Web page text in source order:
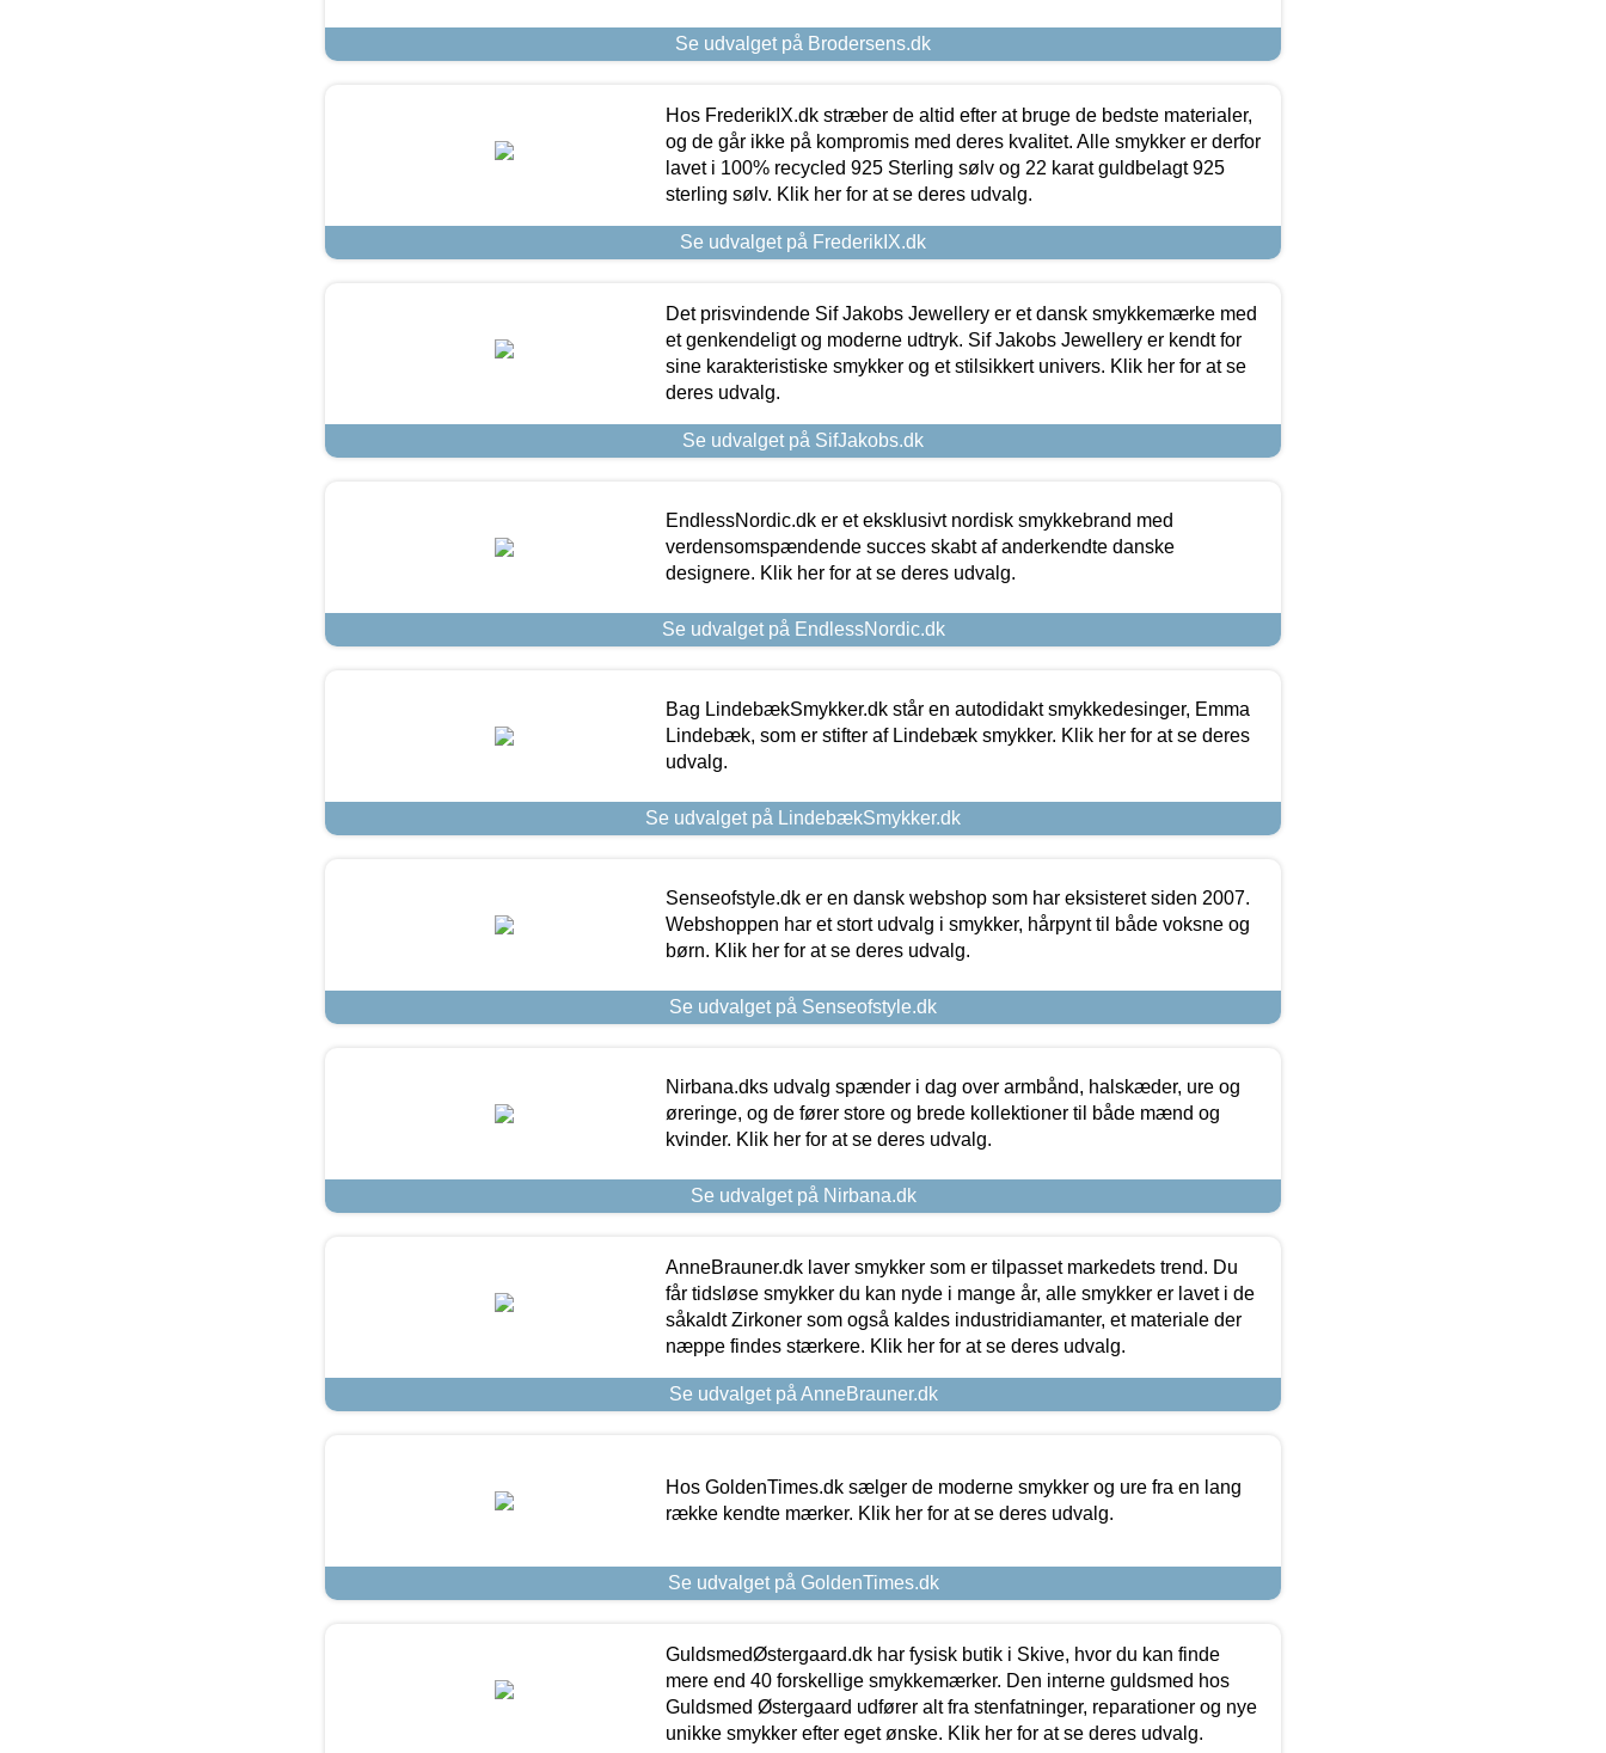
Se udvalget på Brodersens.dk
Hos FrederikIX.dk stræber de altid efter at bruge de bedste materialer,
og de går ikke på kompromis med deres kvalitet. Alle smykker er derfor
lavet i 100% recycled 925 Sterling sølv og 22 karat guldbelagt 925
sterling sølv. Klik her for at se deres udvalg.
Se udvalget på FrederikIX.dk
Det prisvindende Sif Jakobs Jewellery er et dansk smykkemærke med
et genkendeligt og moderne udtryk. Sif Jakobs Jewellery er kendt for
sine karakteristiske smykker og et stilsikkert univers. Klik her for at se
deres udvalg.
Se udvalget på SifJakobs.dk
EndlessNordic.dk er et eksklusivt nordisk smykkebrand med
verdensomspændende succes skabt af anderkendte danske
designere. Klik her for at se deres udvalg.
Se udvalget på EndlessNordic.dk
Bag LindebækSmykker.dk står en autodidakt smykkedesinger, Emma
Lindebæk, som er stifter af Lindebæk smykker. Klik her for at se deres
udvalg.
Se udvalget på LindebækSmykker.dk
Senseofstyle.dk er en dansk webshop som har eksisteret siden 2007.
Webshoppen har et stort udvalg i smykker, hårpynt til både voksne og
børn. Klik her for at se deres udvalg.
Se udvalget på Senseofstyle.dk
Nirbana.dks udvalg spænder i dag over armbånd, halskæder, ure og
øreringe, og de fører store og brede kollektioner til både mænd og
kvinder. Klik her for at se deres udvalg.
Se udvalget på Nirbana.dk
AnneBrauner.dk laver smykker som er tilpasset markedets trend. Du
får tidsløse smykker du kan nyde i mange år, alle smykker er lavet i de
såkaldt Zirkoner som også kaldes industridiamanter, et materiale der
næppe findes stærkere. Klik her for at se deres udvalg.
Se udvalget på AnneBrauner.dk
Hos GoldenTimes.dk sælger de moderne smykker og ure fra en lang
række kendte mærker. Klik her for at se deres udvalg.
Se udvalget på GoldenTimes.dk
GuldsmedØstergaard.dk har fysisk butik i Skive, hvor du kan finde
mere end 40 forskellige smykkemærker. Den interne guldsmed hos
Guldsmed Østergaard udfører alt fra stenfatninger, reparationer og nye
unikke smykker efter eget ønske. Klik her for at se deres udvalg.